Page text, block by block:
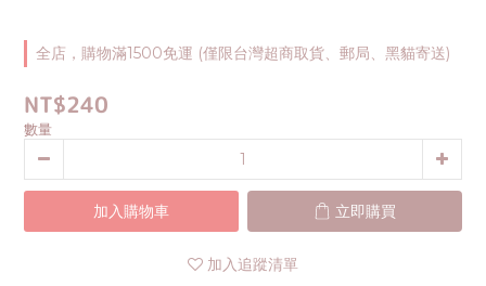
全店，購物滿1500免運 (僅限台灣超商取貨、郵局、黑貓寄送)
NT$240
數量
加入購物車 立即購買
加入追蹤清單